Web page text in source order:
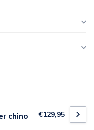
chino €129,95